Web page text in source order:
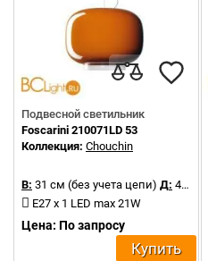
Подвесной светильник
Foscarini 210071LD 53
Коллекция: Chouchin
В: 31 см (без учета цепи) Д: 40 см
E27 x 1 LED max 21W
Цена: По запросу
Купить